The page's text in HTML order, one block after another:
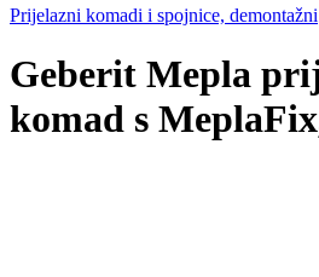
Prijelazni komadi i spojnice, demontažni
Geberit Mepla
komad s